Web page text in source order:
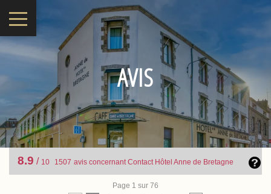
AVIS
8.9 / 10 1507 avis concernant Contact Hôtel Anne de Bretagne
Page 1 sur 76